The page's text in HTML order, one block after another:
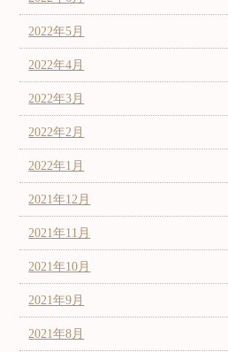
2022年5月
2022年4月
2022年3月
2022年2月
2022年1月
2021年12月
2021年11月
2021年10月
2021年9月
2021年8月